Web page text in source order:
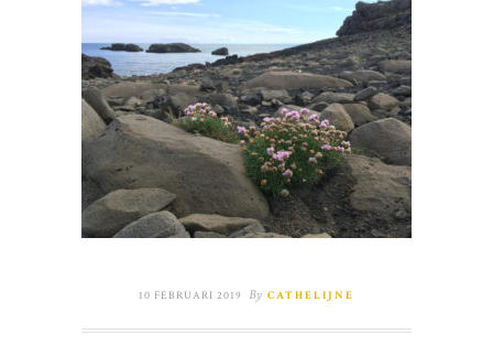
10 FEBRUARI 2019 By CATHELIJNE